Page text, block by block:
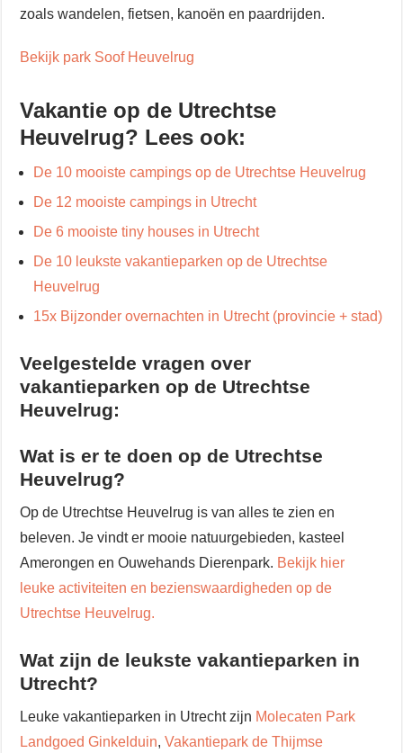
zoals wandelen, fietsen, kanoën en paardrijden.
Bekijk park Soof Heuvelrug
Vakantie op de Utrechtse
Heuvelrug? Lees ook:
De 10 mooiste campings op de Utrechtse Heuvelrug
De 12 mooiste campings in Utrecht
De 6 mooiste tiny houses in Utrecht
De 10 leukste vakantieparken op de Utrechtse
Heuvelrug
15x Bijzonder overnachten in Utrecht (provincie + stad)
Veelgestelde vragen over
vakantieparken op de Utrechtse
Heuvelrug:
Wat is er te doen op de Utrechtse
Heuvelrug?
Op de Utrechtse Heuvelrug is van alles te zien en
beleven. Je vindt er mooie natuurgebieden, kasteel
Amerongen en Ouwehands Dierenpark. Bekijk hier
leuke activiteiten en bezienswaardigheden op de
Utrechtse Heuvelrug.
Wat zijn de leukste vakantieparken in
Utrecht?
Leuke vakantieparken in Utrecht zijn Molecaten Park
Landgoed Ginkelduin,Vakantiepark de Thijmse